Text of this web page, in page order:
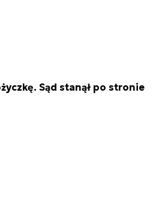
Sąd stanął po stronie